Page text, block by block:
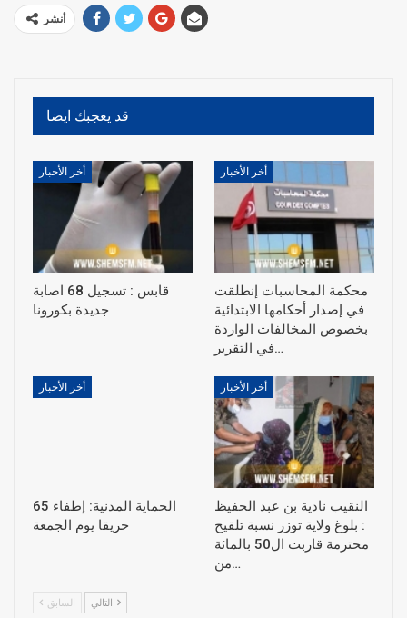
أنشر
قد يعجبك ايضا
أخر الأخبار
قابس : تسجيل 68 اصابة
جديدة بكورونا
أخر الأخبار
محكمة المحاسبات إنطلقت
في إصدار أحكامها الابتدائية
بخصوص المخالفات الواردة
في التقرير…
أخر الأخبار
الحماية المدنية: إطفاء 65
حريقا يوم الجمعة
أخر الأخبار
النقيب نادية بن عبد الحفيظ
: بلوغ ولاية توزر نسبة تلقيح
محترمة قاربت ال50 بالمائة
من…
السابق